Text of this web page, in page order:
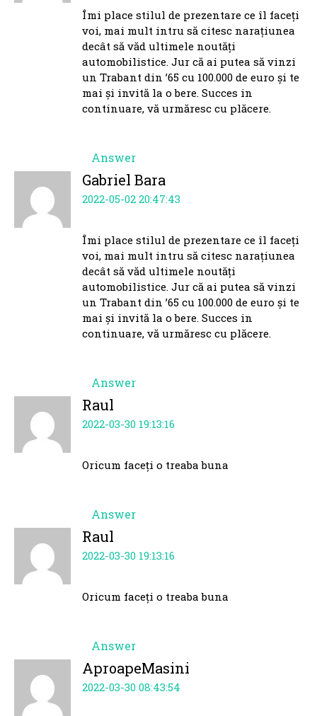
Îmi place stilul de prezentare ce îl faceți
voi, mai mult intru să citesc narațiunea
decât să văd ultimele noutăți
automobilistice. Jur că ai putea să vinzi
un Trabant din ’65 cu 100.000 de euro și te
mai și invită la o bere. Succes in
continuare, vă urmăresc cu plăcere.
Answer
Gabriel Bara
2022-05-02 20:47:43
Îmi place stilul de prezentare ce îl faceți
voi, mai mult intru să citesc narațiunea
decât să văd ultimele noutăți
automobilistice. Jur că ai putea să vinzi
un Trabant din ’65 cu 100.000 de euro și te
mai și invită la o bere. Succes in
continuare, vă urmăresc cu plăcere.
Answer
Raul
2022-03-30 19:13:16
Oricum faceți o treaba buna
Answer
Raul
2022-03-30 19:13:16
Oricum faceți o treaba buna
Answer
AproapeMasini
2022-03-30 08:43:54